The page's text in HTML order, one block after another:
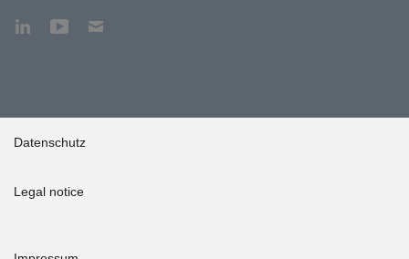
Datenschutz
Legal notice